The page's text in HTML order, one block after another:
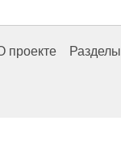
проекте Разделы